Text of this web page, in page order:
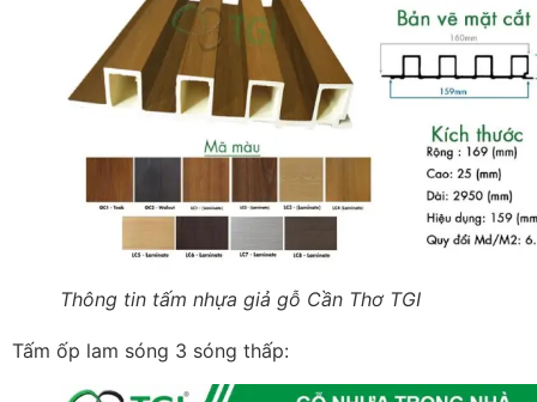
Thông tin tấm nhựa giả gỗ Cần Thơ TGI
Tấm ốp lam sóng 3 sóng thấp: